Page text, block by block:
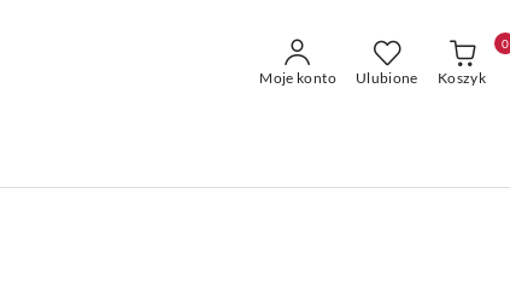
Moje konto Ulubione Koszyk
0